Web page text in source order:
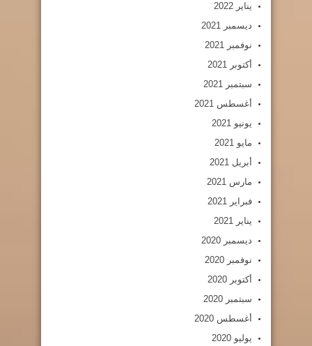
يناير 2022
ديسمبر 2021
نوفمبر 2021
أكتوبر 2021
سبتمبر 2021
أغسطس 2021
يونيو 2021
مايو 2021
أبريل 2021
مارس 2021
فبراير 2021
يناير 2021
ديسمبر 2020
نوفمبر 2020
أكتوبر 2020
سبتمبر 2020
أغسطس 2020
يوليو 2020